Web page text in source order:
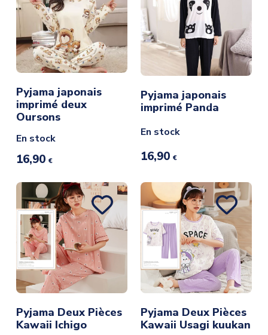
Pyjama japonais
imprimé deux
Oursons
En stock
16,90 €
Pyjama japonais
imprimé Panda
En stock
16,90 €
Pyjama Deux Pièces
Kawaii Ichigo
Pyjama Deux Pièces
Kawaii Usagi kuukan